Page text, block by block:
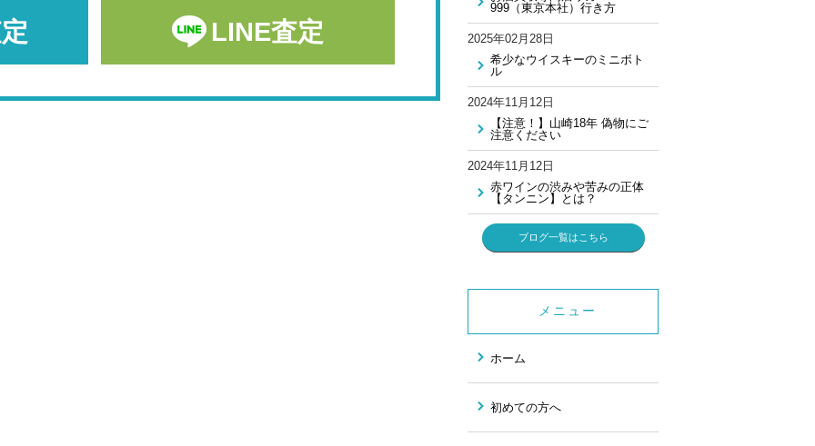
LINE査定
999（東京本社）行き方
2025年02月28日
希少なウイスキーのミニボト
ル
2024年11月12日
【注意！】山崎18年 偽物にご
注意ください
2024年11月12日
赤ワインの渋みや苦みの正体
【タンニン】とは？
ブログ一覧はこちら
メニュー
ホーム
初めての方へ